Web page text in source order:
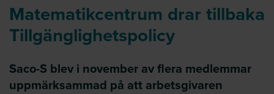
Matematikcentrum drar tillbaka
Tillgänglighetspolicy
Saco-S blev i november av flera medlemmar
uppmärksammad på att arbetsgivaren